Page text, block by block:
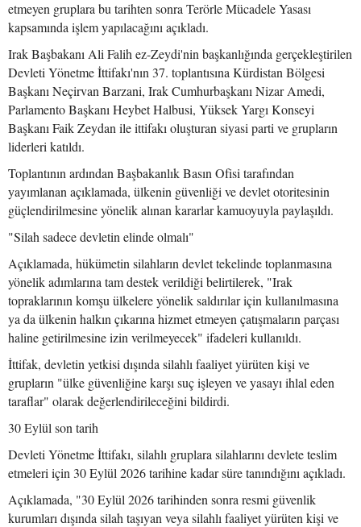
etmeyen gruplara bu tarihten sonra Terörle Mücadele Yasası
kapsamında işlem yapılacağını açıkladı.
Irak Başbakanı Ali Falih ez-Zeydi'nin başkanlığında gerçekleştirilen
Devleti Yönetme İttifakı'nın 37. toplantısına Kürdistan Bölgesi
Başkanı Neçirvan Barzani, Irak Cumhurbaşkanı Nizar Amedi,
Parlamento Başkanı Heybet Halbusi, Yüksek Yargı Konseyi
Başkanı Faik Zeydan ile ittifakı oluşturan siyasi parti ve grupların
liderleri katıldı.
Toplantının ardından Başbakanlık Basın Ofisi tarafından
yayımlanan açıklamada, ülkenin güvenliği ve devlet otoritesinin
güçlendirilmesine yönelik alınan kararlar kamuoyuyla paylaşıldı.
"Silah sadece devletin elinde olmalı"
Açıklamada, hükümetin silahların devlet tekelinde toplanmasına
yönelik adımlarına tam destek verildiği belirtilerek, "Irak
topraklarının komşu ülkelere yönelik saldırılar için kullanılmasına
ya da ülkenin halkın çıkarına hizmet etmeyen çatışmaların parçası
haline getirilmesine izin verilmeyecek" ifadeleri kullanıldı.
İttifak, devletin yetkisi dışında silahlı faaliyet yürüten kişi ve
grupların "ülke güvenliğine karşı suç işleyen ve yasayı ihlal eden
taraflar" olarak değerlendirileceğini bildirdi.
30 Eylül son tarih
Devleti Yönetme İttifakı, silahlı gruplara silahlarını devlete teslim
etmeleri için 30 Eylül 2026 tarihine kadar süre tanındığını açıkladı.
Açıklamada, "30 Eylül 2026 tarihinden sonra resmi güvenlik
kurumları dışında silah taşıyan veya silahlı faaliyet yürüten kişi ve